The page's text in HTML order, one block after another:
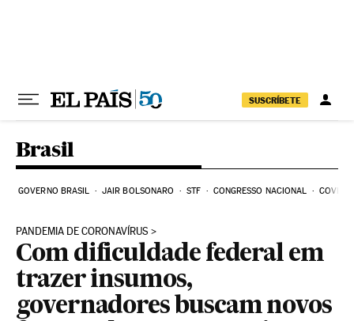
SUSCRÍBETE
Brasil
GOVERNO BRASIL JAIR BOLSONARO STF CONGRESSO NACIONAL COVID-
PANDEMIA DE CORONAVÍRUS
Com dificuldade federal em
trazer insumos,
governadores buscam novos